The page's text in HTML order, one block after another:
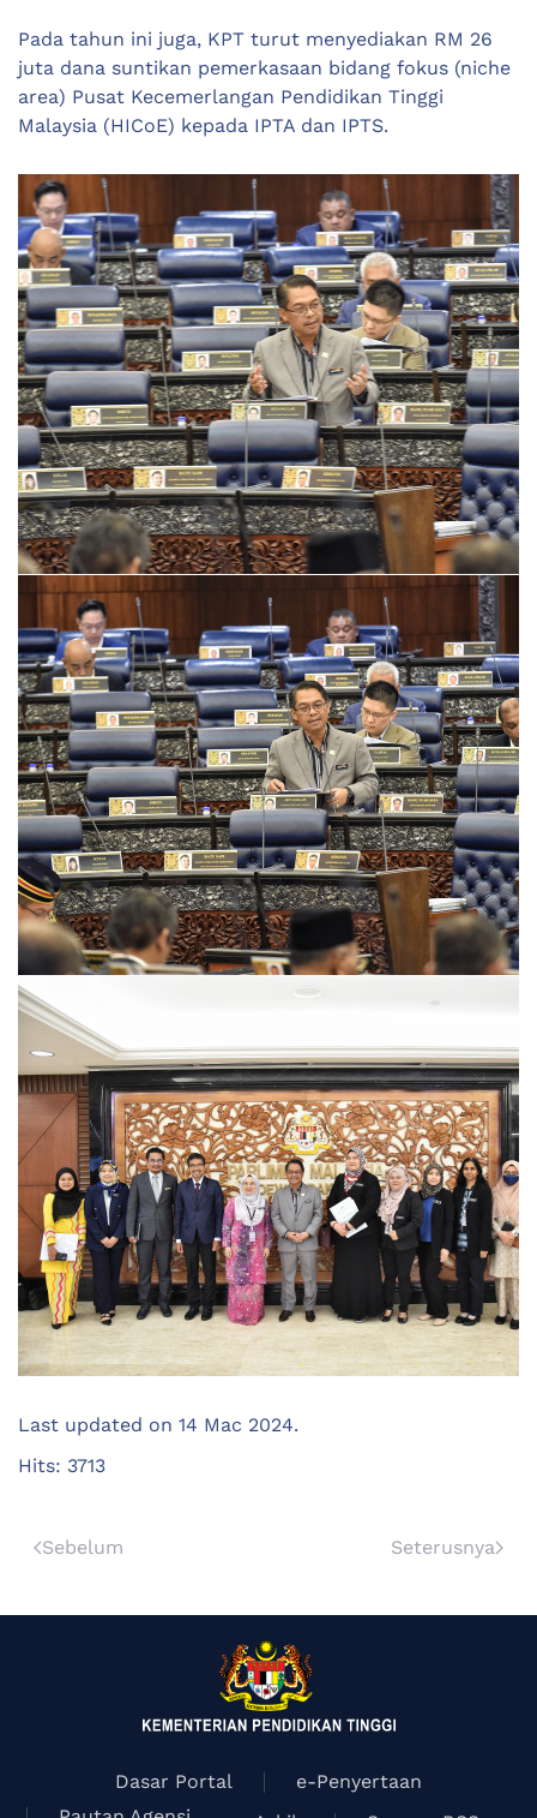
Pada tahun ini juga, KPT turut menyediakan RM 26
juta dana suntikan pemerkasaan bidang fokus (niche
area) Pusat Kecemerlangan Pendidikan Tinggi
Malaysia (HICoE) kepada IPTA dan IPTS.
Last updated on 14 Mac 2024.
Hits: 3713
Sebelum Seterusnya
Dasar Portal
e-Penyertaan